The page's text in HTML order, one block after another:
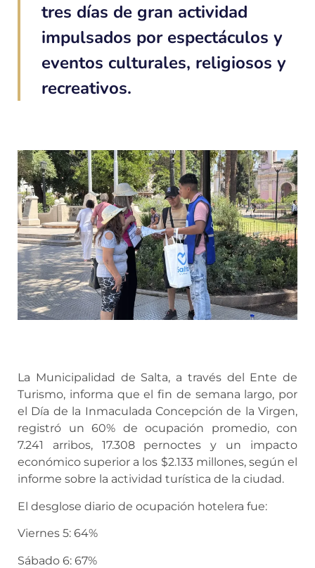
tres días de gran actividad
impulsados por espectáculos y
eventos culturales, religiosos y
recreativos.
La Municipalidad de Salta, a través del Ente de
Turismo, informa que el fin de semana largo, por
el Día de la Inmaculada Concepción de la Virgen,
registró un 60% de ocupación promedio, con
7.241 arribos, 17.308 pernoctes y un impacto
económico superior a los $2.133 millones, según el
informe sobre la actividad turística de la ciudad.
El desglose diario de ocupación hotelera fue:
Viernes 5: 64%
Sábado 6: 67%